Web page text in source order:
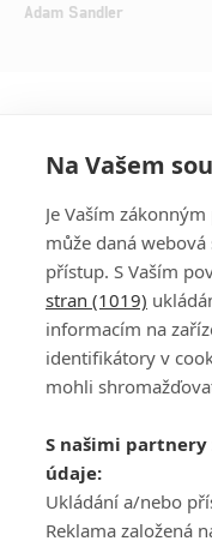
Adam Sandler
DISKUZE
Šéfredaktorkou webu je
Máte-li zájem o
Na Vašem
Je Vaším
může daná
přístup. S Vaším
stran (1019)
informacím na
identifikátory v
mohli
S našimi
údaje:
Ukládání a/nebo
Reklama založená